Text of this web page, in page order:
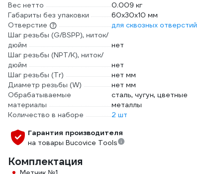
Вес нетто
0.009 кг
Габариты без упаковки
60х30х10 мм
Отверстие
для сквозных отверстий
Шаг резьбы (G/BSPP), ниток/
дюйм
нет
Шаг резьбы (NPT/K), ниток/
дюйм
нет
Шаг резьбы (Tr)
нет мм
Диаметр резьбы (W)
нет мм
Обрабатываемые
материалы
сталь, чугун, цветные
металлы
Количество в наборе
2 шт
Гарантия производителя
на товары Bucovice Tools
Комплектация